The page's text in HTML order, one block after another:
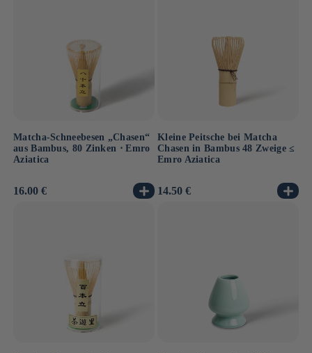
Matcha-Schneebesen „Chasen“
aus Bambus, 80 Zinken ⋅ Emro
Aziatica
Normaler
16.00 €
Kleine Peitsche bei Matcha
Chasen in Bambus 48 Zweige ≤
Emro Aziatica
Normaler
14.50 €